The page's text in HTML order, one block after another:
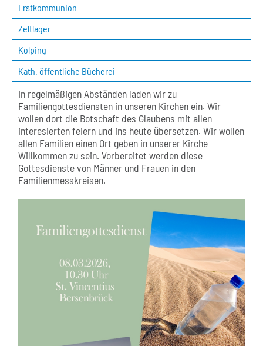
Erstkommunion
Zeltlager
Kolping
Kath. öffentliche Bücherei
In regelmäßigen Abständen laden wir zu
Familiengottesdiensten in unseren Kirchen ein. Wir
wollen dort die Botschaft des Glaubens mit allen
interesierten feiern und ins heute übersetzen. Wir wollen
allen Familien einen Ort geben in unserer Kirche
Willkommen zu sein. Vorbereitet werden diese
Gottesdienste von Männer und Frauen in den
Familienmesskreisen.